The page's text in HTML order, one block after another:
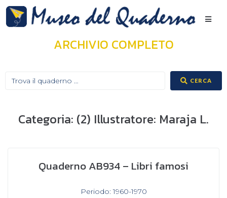
ARCHIVIO COMPLETO
CERCA
Categoria: (2) Illustratore: Maraja L.
Quaderno AB934 – Libri famosi
Periodo: 1960-1970